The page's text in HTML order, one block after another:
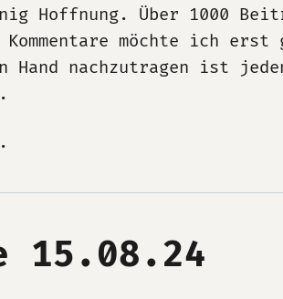
Hoffnung. Über 1000
möchte ich
Hand nachzutragen ist
15.08.24